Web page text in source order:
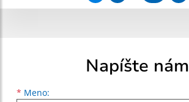
Napíšte nám
* Meno:
Meno
Priezvisko
E-mailová adresa